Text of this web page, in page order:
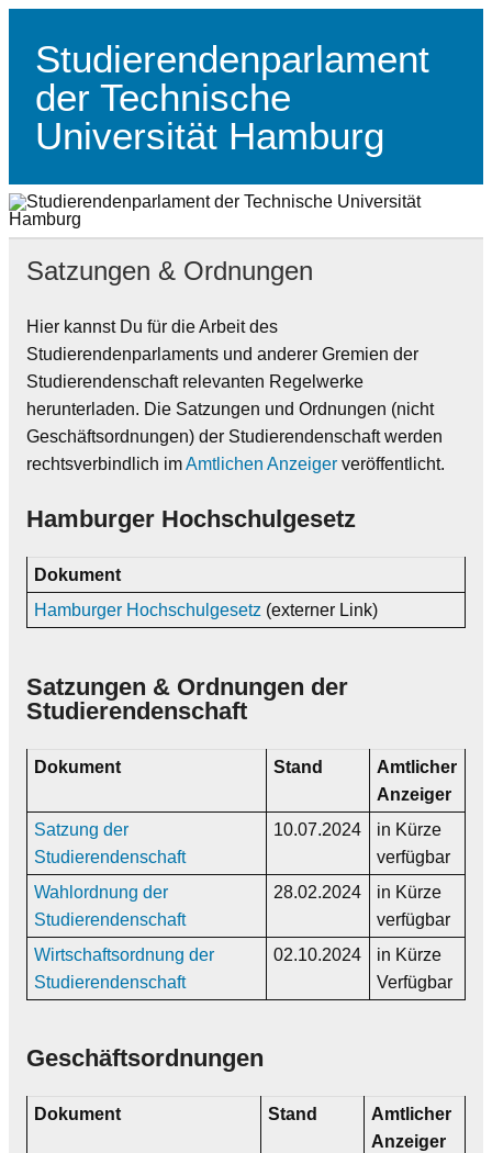
Skip
contentStudierendenparlament
der Technische
Universität Hamburg
Satzungen & Ordnungen
Hier kannst Du für die Arbeit des
Studierendenparlaments und anderer Gremien der
Studierendenschaft relevanten Regelwerke
herunterladen. Die Satzungen und Ordnungen (nicht
Geschäftsordnungen) der Studierendenschaft werden
rechtsverbindlich imAmtlichen Anzeiger veröffentlicht.
Hamburger Hochschulgesetz
Dokument
Hamburger Hochschulgesetz (externer Link)
Satzungen & Ordnungen der
Studierendenschaft
Dokument Stand
Amtlicher
Anzeiger
Satzung der
Studierendenschaft
10.07.2024
in Kürze
verfügbar
Wahlordnung der
Studierendenschaft
28.02.2024
in Kürze
verfügbar
Wirtschaftsordnung der
Studierendenschaft
02.10.2024
in Kürze
Verfügbar
Geschäftsordnungen
Dokument Stand
Amtlicher
Anzeiger